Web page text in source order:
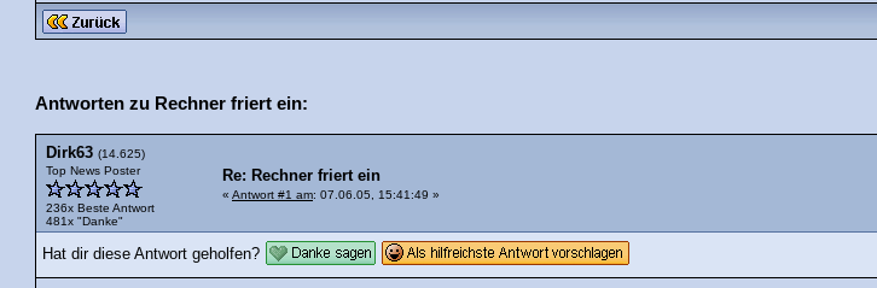
Antworten zu Rechner friert ein:
Dirk63 (14.625)
Top News Poster
236x Beste Antwort
481x "Danke"
Re: Rechner friert ein
« Antwort #1 am: 07.06.05, 15:41:49 »
Hat dir diese Antwort geholfen?